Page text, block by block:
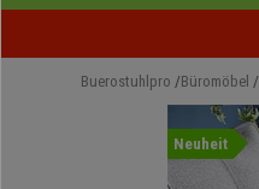
Buerostuhlpro Büromöbel
Neuheit